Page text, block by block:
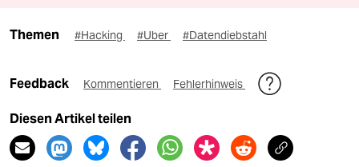
Themen #Hacking #Uber #Datendiebstahl
Feedback Kommentieren Fehlerhinweis
Diesen Artikel teilen